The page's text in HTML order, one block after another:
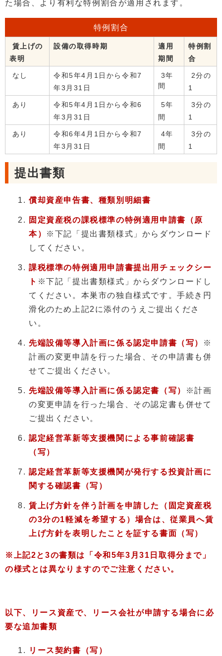
た場合、より有利な特例割合が適用されます。
特例割合
賃上げの
表明
設備の取得時期
適用
期間
特例割
合
なし
令和5年4月1日から令和7
年3月31日
3年
間
2分の
1
あり
令和5年4月1日から令和6
年3月31日
5年
間
3分の
1
あり
令和6年4月1日から令和7
年3月31日
4年
間
3分の
1
提出書類
償却資産申告書、種類別明細書
固定資産税の課税標準の特例適用申請書（原
本）
※下記「提出書類様式」からダウンロード
してください。
課税標準の特例適用申請書提出用チェックシー
ト ※下記「提出書類様式」からダウンロードし
てください。本巣市の独自様式です。手続き円
滑化のため上記2に添付のうえご提出くださ
い。
先端設備等導入計画に係る認定申請書（写）
※
計画の変更申請を行った場合、その申請書も併
せてご提出ください。
先端設備等導入計画に係る認定書（写）
※計画
の変更申請を行った場合、その認定書も併せて
ご提出ください。
認定経営革新等支援機関による事前確認書
（写）
認定経営革新等支援機関が発行する投資計画に
関する確認書 （写）
賃上げ方針を伴う計画を申請した（固定資産税
の3分の1軽減を希望する）場合は、従業員へ賃
上げ方針を表明したことを証する書面（写）
※上記2と3の書類は「令和5年3月31日取得分まで」
の様式とは異なりますのでご注意ください。
以下、リース資産で、リース会社が申請する場合に必
要な追加書類
リース契約書（写）